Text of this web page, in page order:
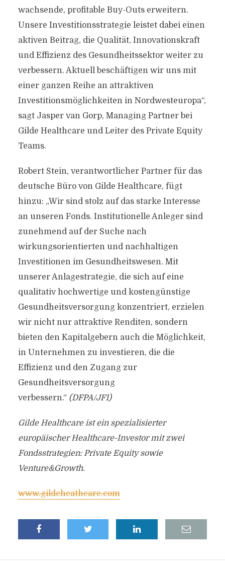
wachsende, profitable Buy-Outs erweitern.
Unsere Investitionsstrategie leistet dabei einen
aktiven Beitrag, die Qualität, Innovationskraft
und Effizienz des Gesundheitssektor weiter zu
verbessern. Aktuell beschäftigen wir uns mit
einer ganzen Reihe an attraktiven
Investitionsmöglichkeiten in Nordwesteuropa“,
sagt Jasper van Gorp, Managing Partner bei
Gilde Healthcare und Leiter des Private Equity
Teams.
Robert Stein, verantwortlicher Partner für das
deutsche Büro von Gilde Healthcare, fügt
hinzu: „Wir sind stolz auf das starke Interesse
an unseren Fonds. Institutionelle Anleger sind
zunehmend auf der Suche nach
wirkungsorientierten und nachhaltigen
Investitionen im Gesundheitswesen. Mit
unserer Anlagestrategie, die sich auf eine
qualitativ hochwertige und kostengünstige
Gesundheitsversorgung konzentriert, erzielen
wir nicht nur attraktive Renditen, sondern
bieten den Kapitalgebern auch die Möglichkeit,
in Unternehmen zu investieren, die die
Effizienz und den Zugang zur
Gesundheitsversorgung
verbessern.“ (DFPA/JF1)
Gilde Healthcare ist ein spezialisierter
europäischer Healthcare-Investor mit zwei
Fondsstrategien: Private Equity sowie
Venture&Growth.
www.gildeheathcare.com